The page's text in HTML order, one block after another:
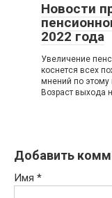
Новости
2022 года
Увеличение
коснется всех
мнений по этому
Возраст выхода
Добавить
Имя *